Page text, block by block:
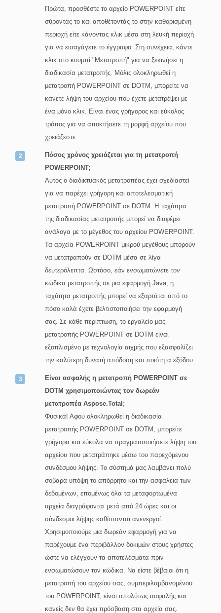
Πρώτα, προσθέστε το αρχείο POWERPOINT είτε
σύροντάς το και αποθέτοντάς το στην καθορισμένη
περιοχή είτε κάνοντας κλικ μέσα στη λευκή περιοχή
για να εισαγάγετε το έγγραφο. Στη συνέχεια, κάντε
κλικ στο κουμπί "Μετατροπή" για να ξεκινήσει η
διαδικασία μετατροπής. Μόλις ολοκληρωθεί η
μετατροπή POWERPOINT σε DOTM, μπορείτε να
κάνετε λήψη του αρχείου που έχετε μετατρέψει με
ένα μόνο κλικ. Είναι ένας γρήγορος και εύκολος
τρόπος για να αποκτήσετε τη μορφή αρχείου που
χρειάζεστε.
Πόσος χρόνος χρειάζεται για τη μετατροπή
POWERPOINT;
Αυτός ο διαδικτυακός μετατροπέας έχει σχεδιαστεί
για να παρέχει γρήγορη και αποτελεσματική
μετατροπή POWERPOINT σε DOTM. Η ταχύτητα
της διαδικασίας μετατροπής μπορεί να διαφέρει
ανάλογα με το μέγεθος του αρχείου POWERPOINT.
Τα αρχεία POWERPOINT μικρού μεγέθους μπορούν
να μετατραπούν σε DOTM μέσα σε λίγα
δευτερόλεπτα. Ωστόσο, εάν ενσωματώνετε τον
κώδικα μετατροπής σε μια εφαρμογή Java, η
ταχύτητα μετατροπής μπορεί να εξαρτάται από το
πόσο καλά έχετε βελτιστοποιήσει την εφαρμογή
σας. Σε κάθε περίπτωση, το εργαλείο μας
μετατροπής POWERPOINT σε DOTM είναι
εξοπλισμένο με τεχνολογία αιχμής που εξασφαλίζει
την καλύτερη δυνατή απόδοση και ποιότητα εξόδου.
Είναι ασφαλής η μετατροπή POWERPOINT σε
DOTM χρησιμοποιώντας τον δωρεάν
μετατροπέα Aspose.Total;
Φυσικά! Αφού ολοκληρωθεί η διαδικασία
μετατροπής POWERPOINT σε DOTM, μπορείτε
γρήγορα και εύκολα να πραγματοποιήσετε λήψη του
αρχείου που μετατράπηκε μέσω του παρεχόμενου
συνδέσμου λήψης. Το σύστημά μας λαμβάνει πολύ
σοβαρά υπόψη το απόρρητο και την ασφάλεια των
δεδομένων, επομένως όλα τα μεταφορτωμένα
αρχεία διαγράφονται μετά από 24 ώρες και οι
σύνδεσμοι λήψης καθίστανται ανενεργοί.
Χρησιμοποιούμε μια δωρεάν εφαρμογή για να
παρέχουμε ένα περιβάλλον δοκιμών στους χρήστες
ώστε να ελέγχουν τα αποτελέσματα πριν
ενσωματώσουν τον κώδικα. Να είστε βέβαιοι ότι η
μετατροπή του αρχείου σας, συμπεριλαμβανομένου
του POWERPOINT, είναι απολύτως ασφαλής και
κανείς δεν θα έχει πρόσβαση στα αρχεία σας.